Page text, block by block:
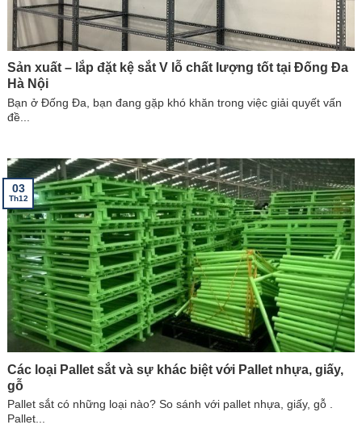
Sản xuất – lắp đặt kệ sắt V lỗ chất lượng tốt tại Đống Đa
Hà Nội
Bạn ở Đống Đa, bạn đang gặp khó khăn trong việc giải quyết vấn
đề...
Các loại Pallet sắt và sự khác biệt với Pallet nhựa, giấy,
gỗ
Pallet sắt có những loại nào? So sánh với pallet nhựa, giấy, gỗ .
Pallet...
03
Th12